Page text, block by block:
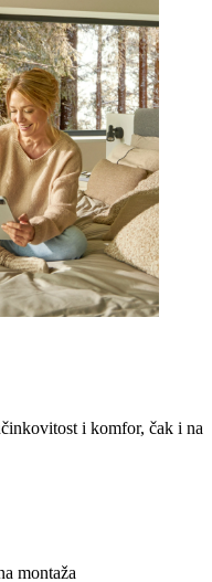
i komfor, čak i na
montaža